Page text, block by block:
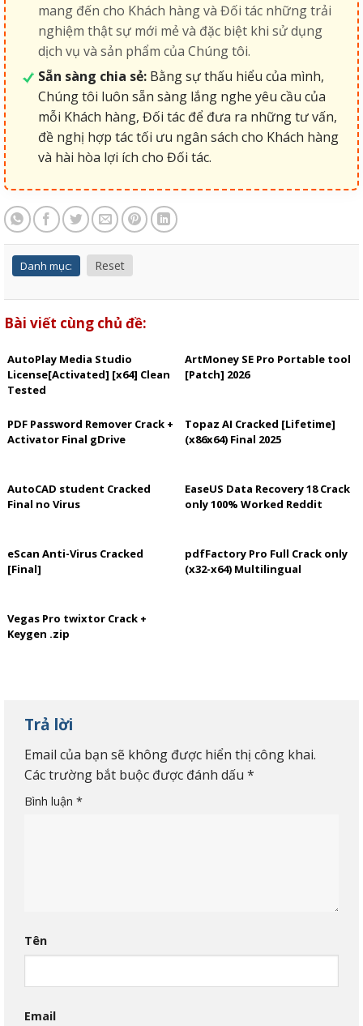
mang đến cho Khách hàng và Đối tác những trải
nghiệm thật sự mới mẻ và đặc biệt khi sử dụng
dịch vụ và sản phẩm của Chúng tôi.
Sẵn sàng chia sẻ:Bằng sự thấu hiểu của mình,
Chúng tôi luôn sẵn sàng lắng nghe yêu cầu của
mỗi Khách hàng, Đối tác để đưa ra những tư vấn,
đề nghị hợp tác tối ưu ngân sách cho Khách hàng
và hài hòa lợi ích cho Đối tác.
Danh mục: Reset
Bài viết cùng chủ đề:
AutoPlay Media Studio
License[Activated] [x64] Clean
Tested
ArtMoney SE Pro Portable tool
[Patch] 2026
PDF Password Remover Crack +
Activator Final gDrive
Topaz AI Cracked [Lifetime]
(x86x64) Final 2025
AutoCAD student Cracked
Final no Virus
EaseUS Data Recovery 18 Crack
only 100% Worked Reddit
eScan Anti-Virus Cracked
[Final]
pdfFactory Pro Full Crack only
(x32-x64) Multilingual
Vegas Pro twixtor Crack +
Keygen .zip
Trả lời
Email của bạn sẽ không được hiển thị công khai.
Các trường bắt buộc được đánh dấu *
Bình luận *
Tên
Email